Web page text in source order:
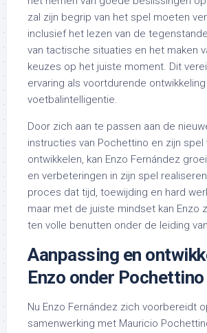
zal zijn begrip van het spel moeten
inclusief het lezen van de
van tactische situaties en het maken
keuzes op het juiste moment. Dit
ervaring als voortdurende ontwikkeling
voetbalintelligentie.
Door zich aan te passen aan de
instructies van Pochettino en zijn spel
ontwikkelen, kan Enzo Fernández
en verbeteringen in zijn spel
proces dat tijd, toewijding en hard
maar met de juiste mindset kan Enzo
ten volle benutten onder de leiding
Aanpassing en
Enzo onder Pochettino
Nu Enzo Fernández zich voorbereidt
samenwerking met Mauricio